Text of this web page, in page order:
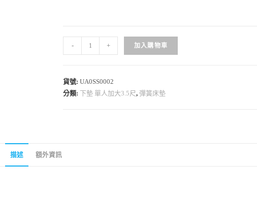
- + 加入購物車
貨號:UA0SS0002
分類:下墊 單人加大3.5尺, 彈簧床墊
描述 額外資訊